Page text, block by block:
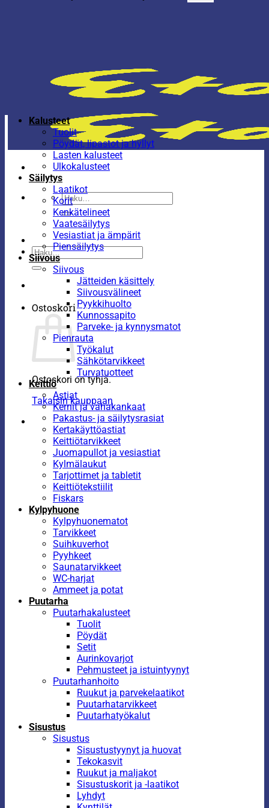
Etsi:
Etsi:
Ostoskori
Ostoskori on tyhjä.
Takaisin kauppaan
Kalusteet
Tuolit
Pöydät, lipastot ja hyllyt
Lasten kalusteet
Ulkokalusteet
Säilytys
Laatikot
Korit
Kenkätelineet
Vaatesäilytys
Vesiastiat ja ämpärit
Piensäilytys
Siivous
Siivous
Jätteiden käsittely
Siivousvälineet
Pyykkihuolto
Kunnossapito
Parveke- ja kynnysmatot
Pienrauta
Työkalut
Sähkötarvikkeet
Turvatuotteet
Keittiö
Astiat
Kernit ja vahakankaat
Pakastus- ja säilytysrasiat
Kertakäyttöastiat
Keittiötarvikkeet
Juomapullot ja vesiastiat
Kylmälaukut
Tarjottimet ja tabletit
Keittiötekstiilit
Fiskars
Kylpyhuone
Kylpyhuonematot
Tarvikkeet
Suihkuverhot
Pyyhkeet
Saunatarvikkeet
WC-harjat
Ammeet ja potat
Puutarha
Puutarhakalusteet
Tuolit
Pöydät
Setit
Aurinkovarjot
Pehmusteet ja istuintyynyt
Puutarhanhoito
Ruukut ja parvekelaatikot
Puutarhatarvikkeet
Puutarhatyökalut
Sisustus
Sisustus
Sisustustyynyt ja huovat
Tekokasvit
Ruukut ja maljakot
Sisustuskorit ja -laatikot
Lyhdyt